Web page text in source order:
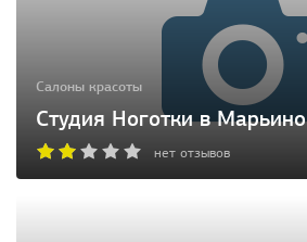
Салоны красоты
Студия Ноготки в Марьино
нет отзывов